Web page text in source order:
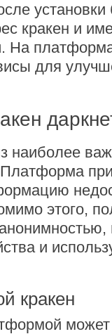
кракен и
На
для
наиболее
Платформа
этого,
и
кракен